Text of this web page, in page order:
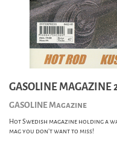
GASOLINE MAGAZINE
GASOLINE Magazine
Hot Swedish magazine holding a
mag you don’t want to miss!